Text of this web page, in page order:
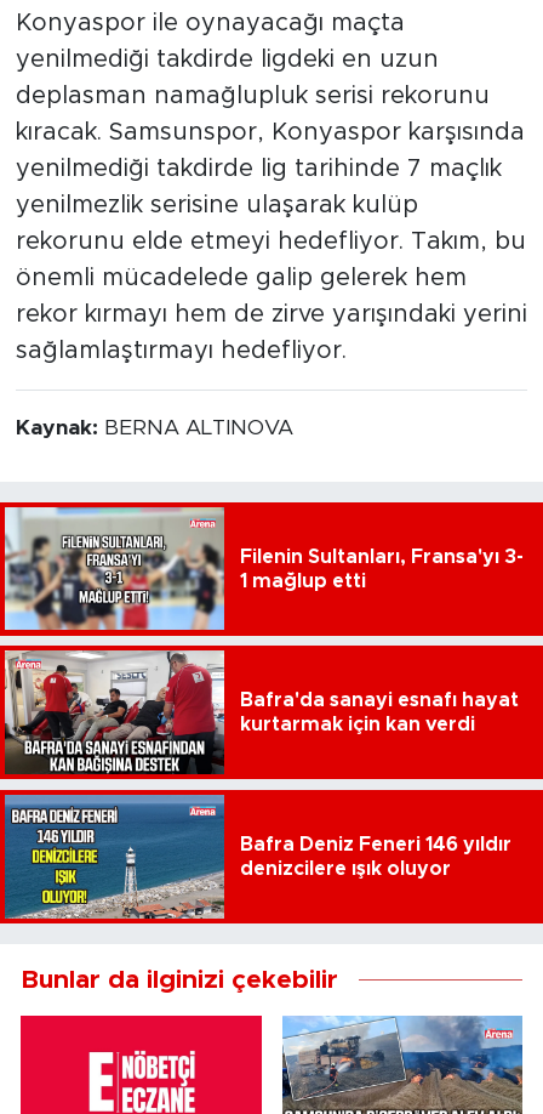
Konyaspor ile oynayacağı maçta
yenilmediği takdirde ligdeki en uzun
deplasman namağlupluk serisi rekorunu
kıracak. Samsunspor, Konyaspor karşısında
yenilmediği takdirde lig tarihinde 7 maçlık
yenilmezlik serisine ulaşarak kulüp
rekorunu elde etmeyi hedefliyor. Takım, bu
önemli mücadelede galip gelerek hem
rekor kırmayı hem de zirve yarışındaki yerini
sağlamlaştırmayı hedefliyor.
Kaynak: BERNA ALTINOVA
Filenin Sultanları, Fransa'yı 3-
1 mağlup etti
Bafra'da sanayi esnafı hayat
kurtarmak için kan verdi
Bafra Deniz Feneri 146 yıldır
denizcilere ışık oluyor
Bunlar da ilginizi çekebilir